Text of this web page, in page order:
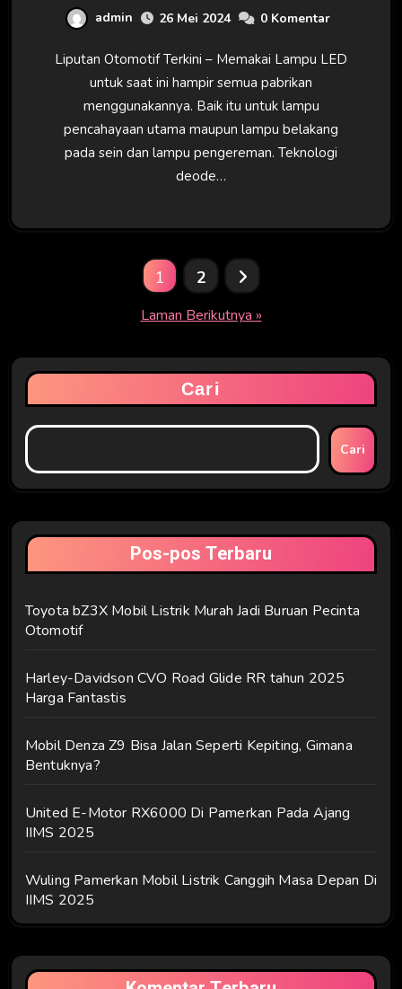
admin 26 Mei 2024 0 Komentar
Liputan Otomotif Terkini – Memakai Lampu LED
untuk saat ini hampir semua pabrikan
menggunakannya. Baik itu untuk lampu
pencahayaan utama maupun lampu belakang
pada sein dan lampu pengereman. Teknologi
deode…
1 2
Laman Berikutnya »
Cari
Cari
Pos-pos Terbaru
Toyota bZ3X Mobil Listrik Murah Jadi Buruan Pecinta
Otomotif
Harley-Davidson CVO Road Glide RR tahun 2025
Harga Fantastis
Mobil Denza Z9 Bisa Jalan Seperti Kepiting, Gimana
Bentuknya?
United E-Motor RX6000 Di Pamerkan Pada Ajang
IIMS 2025
Wuling Pamerkan Mobil Listrik Canggih Masa Depan Di
IIMS 2025